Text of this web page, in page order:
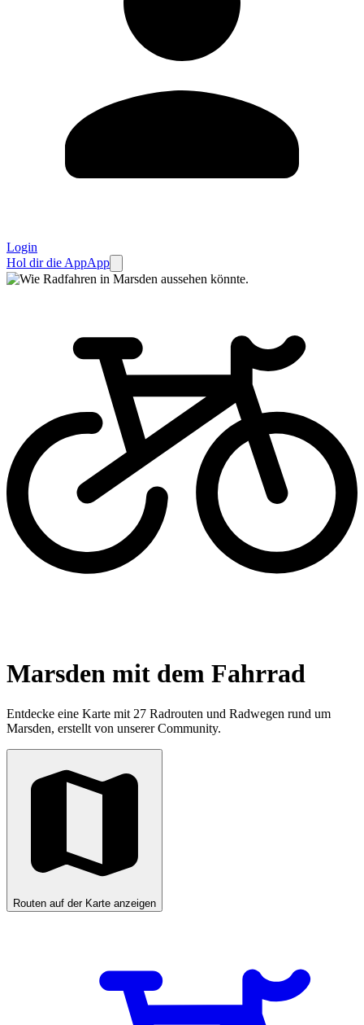
Login
Hol dir die AppApp
Marsden mit dem Fahrrad
Entdecke eine Karte mit 27 Radrouten und Radwegen rund um
Marsden, erstellt von unserer Community.
Routen auf der Karte anzeigen